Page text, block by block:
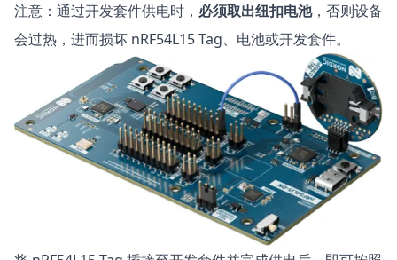
注意：通过开发套件供电时， 必须取出纽扣电池，否则设备
会过热，进而损坏 nRF54L15 Tag、电池或开发套件。